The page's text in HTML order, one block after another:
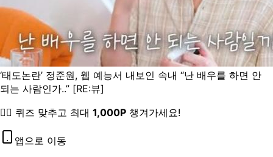
‘태도논란’ 정준원, 웹 예능서 내보인 속내 “난 배우를 하면 안
되는 사람인가..” [RE:뷰]
🏄‍♂️ 퀴즈 맞추고 최대 1,000P 챙겨가세요!
앱으로 이동